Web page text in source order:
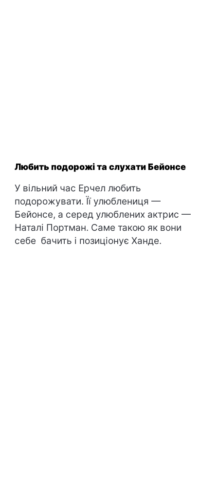
Любить подорожі та слухати Бейонсе
У вільний час Ерчел любить
подорожувати. Її улюблениця —
Бейонсе, а серед улюблених актрис —
Наталі Портман. Саме такою як вони
себе бачить і позиціонує Ханде.